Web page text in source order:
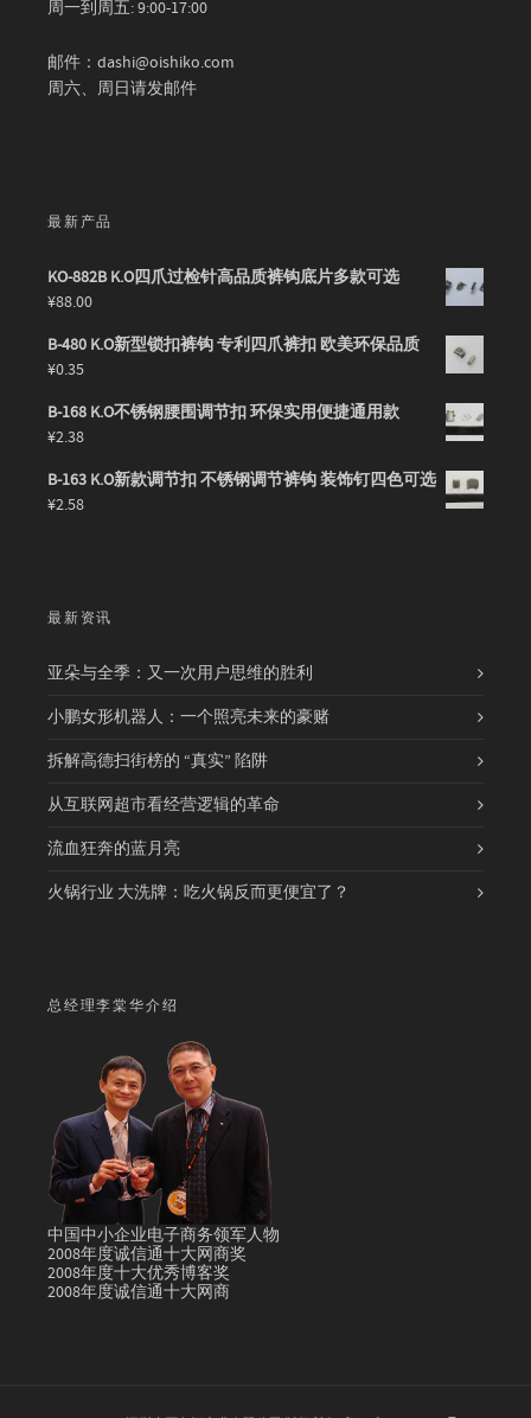
周一到周五: 9:00-17:00
邮件：dashi@oishiko.com
周六、周日请发邮件
最新产品
KO-882B K.O四爪过检针高品质裤钩底片多款可选
¥88.00
B-480 K.O新型锁扣裤钩 专利四爪裤扣 欧美环保品质
¥0.35
B-168 K.O不锈钢腰围调节扣 环保实用便捷通用款
¥2.38
B-163 K.O新款调节扣 不锈钢调节裤钩 装饰钉四色可选
¥2.58
最新资讯
亚朵与全季：又一次用户思维的胜利
小鹏女形机器人：一个照亮未来的豪赌
拆解高德扫街榜的 “真实” 陷阱
从互联网超市看经营逻辑的革命
流血狂奔的蓝月亮
火锅行业 大洗牌：吃火锅反而更便宜了？
总经理李棠华介绍
中国中小企业电子商务领军人物
2008年度诚信通十大网商奖
2008年度十大优秀博客奖
2008年度诚信通十大网商